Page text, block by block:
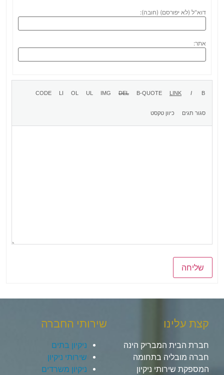
דוא"ל (לא יפורסם) (חובה):
אתר:
שליחה
קצת עלינו
חברת הבית המבריק הינה
חברה מובליה בתחומה
המספקת שירותי ניקיון
שירותי החברה
ניקיון בתים
שירותי ניקיון
ניקיון משרדים